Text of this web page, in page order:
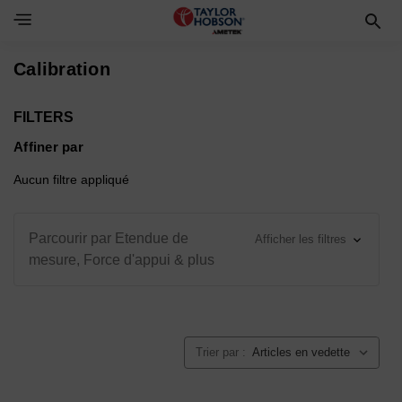
Toggle Navigation Menu
Calibration
FILTERS
Affiner par
Aucun filtre appliqué
Parcourir par Etendue de
mesure, Force d'appui & plus
Afficher les filtres
Trier par :